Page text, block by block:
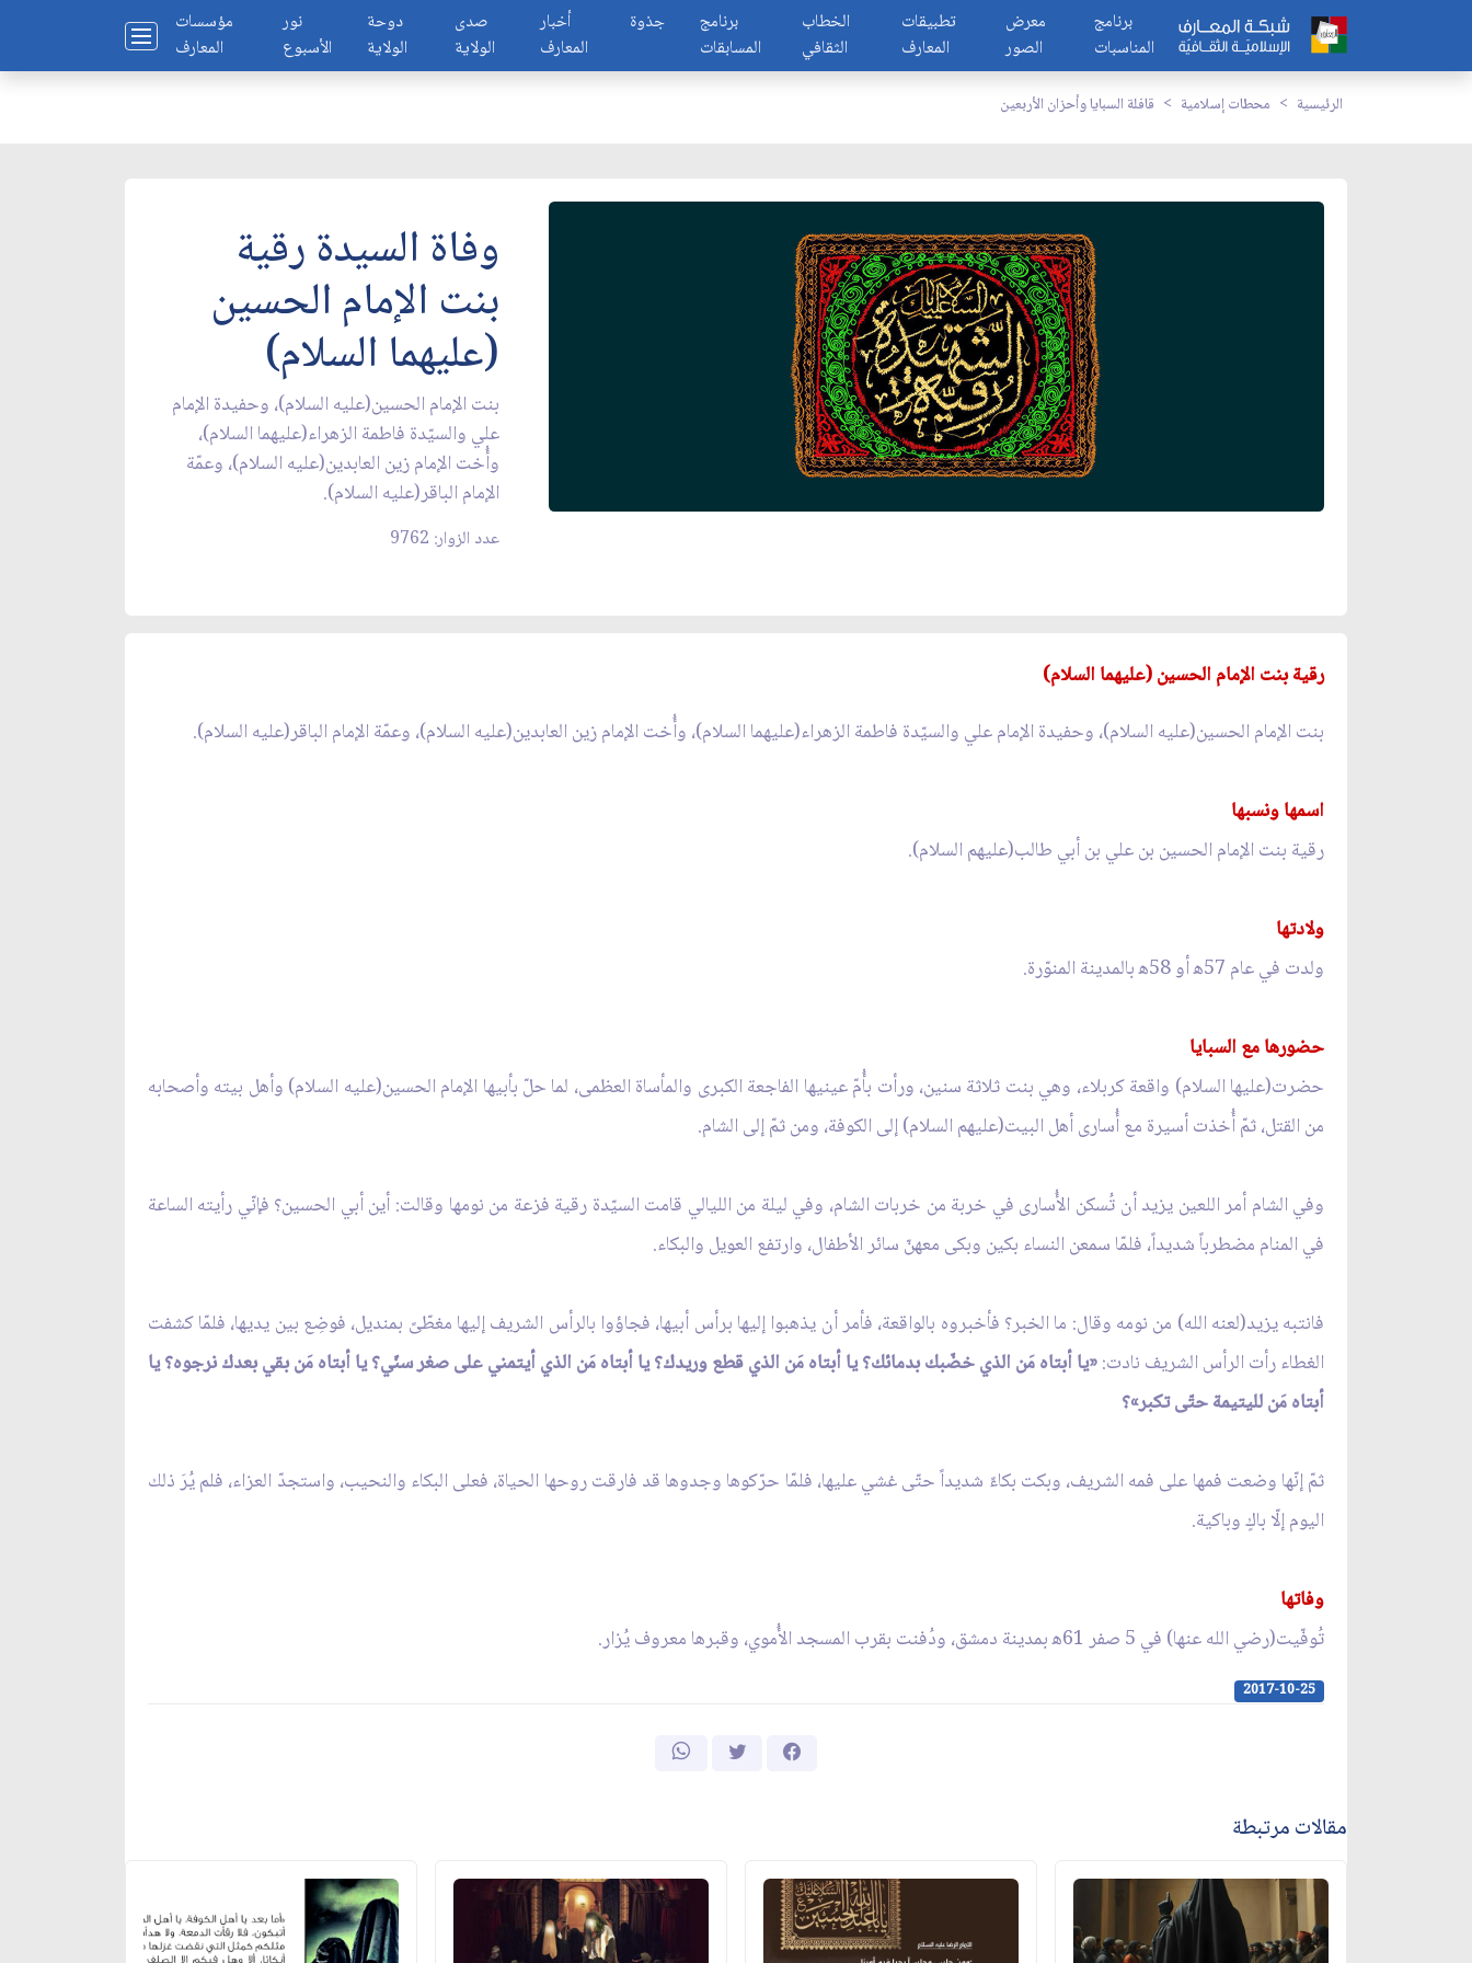
مؤسسات
المعارف
نور
الأسبوع
دوحة
الولاية
صدى
الولاية
أخبار
المعارف
جذوة
برنامج
المسابقات
الخطاب
الثقافي
تطبيقات
المعارف
معرض
الصور
برنامج
المناسبات
الرئيسية محطات إسلامية قافلة السبايا وأحزان الأربعين
وفاة السيدة رقية
بنت الإمام الحسين
(عليهما السلام)
بنت الإمام الحسين(عليه السلام)، وحفيدة الإمام
علي والسيّدة فاطمة الزهراء(عليهما السلام)،
وأُخت الإمام زين العابدين(عليه السلام)، وعمّة
الإمام الباقر(عليه السلام).
عدد الزوار: 9762
رقية بنت الإمام الحسين (عليهما السلام)
بنت الإمام الحسين(عليه السلام)، وحفيدة الإمام علي والسيّدة فاطمة الزهراء(عليهما السلام)، وأُخت الإمام زين العابدين(عليه السلام)، وعمّة الإمام الباقر(عليه السلام).
اسمها ونسبها
رقية بنت الإمام الحسين بن علي بن أبي طالب(عليهم السلام).
ولادتها
ولدت في عام 57ﻫ أو 58ﻫ بالمدينة المنوّرة.
حضورها مع السبايا
حضرت(عليها السلام) واقعة كربلاء، وهي بنت ثلاثة سنين، ورأت بأُمّ عينيها الفاجعة الكبرى والمأساة العظمى، لما حلّ بأبيها الإمام الحسين(عليه السلام) وأهل بيته وأصحابه
من القتل، ثمّ أُخذت أسيرة مع أُسارى أهل البيت(عليهم السلام) إلى الكوفة، ومن ثمّ إلى الشام.
وفي الشام أمر اللعين يزيد أن تُسكن الأُسارى في خربة من خربات الشام، وفي ليلة من الليالي قامت السيّدة رقية فزعة من نومها وقالت: أين أبي الحسين؟ فإنّي رأيته الساعة
في المنام مضطرباً شديداً، فلمّا سمعن النساء بكين وبكى معهنّ سائر الأطفال، وارتفع العويل والبكاء.
فانتبه يزيد(لعنه الله) من نومه وقال: ما الخبر؟ فأخبروه بالواقعة، فأمر أن يذهبوا إليها برأس أبيها، فجاؤوا بالرأس الشريف إليها مغطّىً بمنديل، فوضِع بين يديها، فلمّا كشفت
الغطاء رأت الرأس الشريف نادت:«يا أبتاه مَن الذي خضّبك بدمائك؟ يا أبتاه مَن الذي قطع وريدك؟ يا أبتاه مَن الذي أيتمني على صغر سنّي؟ يا أبتاه مَن بقي بعدك نرجوه؟ يا
أبتاه مَن لليتيمة حتّى تكبر»؟
ثمّ إنّها وضعت فمها على فمه الشريف، وبكت بكاءً شديداً حتّى غشي عليها، فلمّا حرّكوها وجدوها قد فارقت روحها الحياة، فعلى البكاء والنحيب، واستجدّ العزاء، فلم يُرَ ذلك
اليوم إلّا باكٍ وباكية.
وفاتها
تُوفّيت(رضي الله عنها) في 5 صفر 61ﻫ بمدينة دمشق، ودُفنت بقرب المسجد الأُموي، وقبرها معروف يُزار.
2017-10-25
مقالات مرتبطة